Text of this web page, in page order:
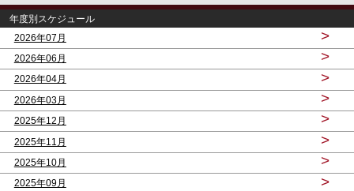
年度別スケジュール
2026年07月
>
2026年06月 >
2026年04月 >
2026年03月 >
2025年12月 >
2025年11月 >
2025年10月 >
2025年09月 >